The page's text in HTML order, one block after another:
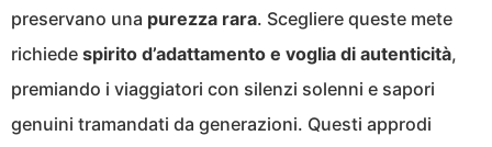
preservano una purezza rara. Scegliere queste mete
richiede spirito d’adattamento e voglia di autenticità,
premiando i viaggiatori con silenzi solenni e sapori
genuini tramandati da generazioni. Questi approdi